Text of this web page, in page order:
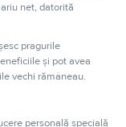
net, datorită
pragurile
și pot avea
vechi rămâneau.
personală specială